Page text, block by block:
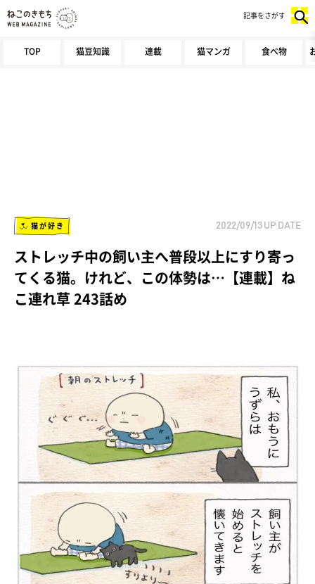
TOP 猫豆知識 連載 猫マンガ 食べ物
記事をさがす
猫が好き 2022/09/13 UP DATE
ストレッチ中の飼い主へ普段以上にすり寄っ
てくる猫。けれど、この体勢は…【連載】ね
こ連れ草 243話め